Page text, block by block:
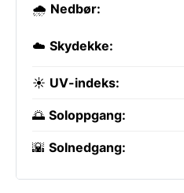
🌧️ Nedbør:
☁️ Skydekke:
☀️ UV-indeks:
🌅 Soloppgang:
🌇 Solnedgang: